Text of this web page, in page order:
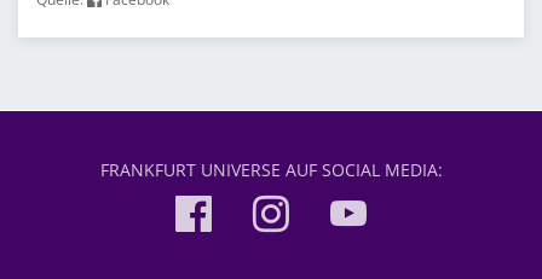
FRANKFURT UNIVERSE AUF SOCIAL MEDIA: